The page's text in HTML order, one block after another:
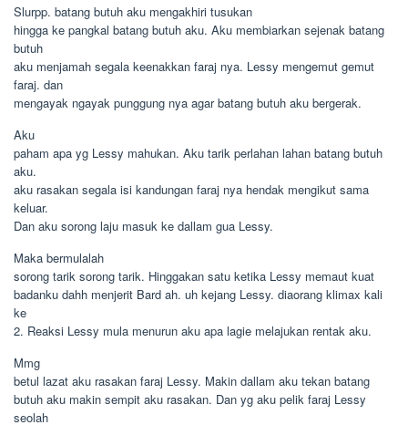
Slurpp. batang butuh aku mengakhiri tusukan
hingga ke pangkal batang butuh aku. Aku membiarkan sejenak batang
butuh
aku menjamah segala keenakkan faraj nya. Lessy mengemut gemut
faraj. dan
mengayak ngayak punggung nya agar batang butuh aku bergerak.
Aku
paham apa yg Lessy mahukan. Aku tarik perlahan lahan batang butuh
aku.
aku rasakan segala isi kandungan faraj nya hendak mengikut sama
keluar.
Dan aku sorong laju masuk ke dallam gua Lessy.
Maka bermulalah
sorong tarik sorong tarik. Hinggakan satu ketika Lessy memaut kuat
badanku dahh menjerit Bard ah. uh kejang Lessy. diaorang klimax kali
ke
2. Reaksi Lessy mula menurun aku apa lagie melajukan rentak aku.
Mmg
betul lazat aku rasakan faraj Lessy. Makin dallam aku tekan batang
butuh aku makin sempit aku rasakan. Dan yg aku pelik faraj Lessy
seolah